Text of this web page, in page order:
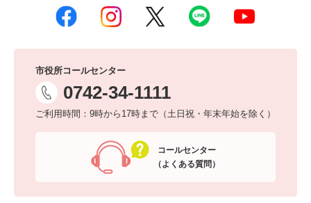
市役所コールセンター
0742-34-1111
ご利用時間：9時から17時まで（土日祝・年末年始を除く）
コールセンター
（よくある質問）